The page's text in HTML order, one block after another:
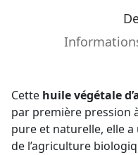
Cette huile végétale
par première pression
pure et naturelle, elle
de l’agriculture